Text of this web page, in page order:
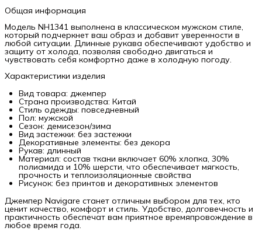
Общая информация
Модель NH1341 выполнена в классическом мужском стиле,
который подчеркнет ваш образ и добавит уверенности в
любой ситуации. Длинные рукава обеспечивают удобство и
защиту от холода, позволяя свободно двигаться и
чувствовать себя комфортно даже в холодную погоду.
Характеристики изделия
Вид товара: джемпер
Страна производства: Китай
Стиль одежды: повседневный
Пол: мужской
Сезон: демисезон/зима
Вид застежки: без застежки
Декоративные элементы: без декора
Рукав: длинный
Материал: состав ткани включает 60% хлопка, 30%
полиамида и 10% шерсти, что обеспечивает мягкость,
прочность и теплоизоляционные свойства
Рисунок: без принтов и декоративных элементов
Джемпер Navigare станет отличным выбором для тех, кто
ценит качество, комфорт и стиль. Удобство, долговечность и
практичность обеспечат вам приятное времяпровождение в
любое время года.